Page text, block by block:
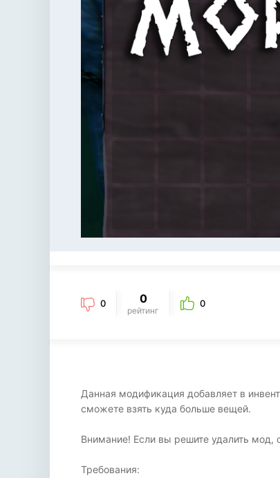
0 0
рейтинг
0
Данная модификация добавляет в
сможете взять куда больше вещей.
Внимание! Если вы решите удалить мод,
Требования: